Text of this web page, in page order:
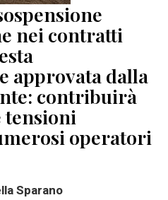
nei contratti
approvata dalla
contribuirà
tensioni
operatori
Sparano